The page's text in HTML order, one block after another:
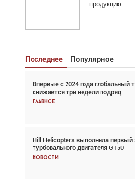
продукцию
Последнее Популярное
Впервые с 2024 года глобальный
снижается три недели подряд
Главное
Hill Helicopters выполнила первый
турбовального двигателя GT50
Новости
Взгляд с высоты: тандем
спасательных операциях
Главное
Авиационный фотограф Дэйв Кох:
говорит сама за себя... а ИИ всё
Новости